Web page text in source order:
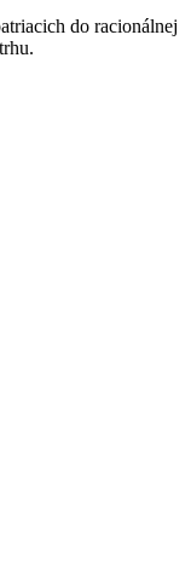
do racionálnej